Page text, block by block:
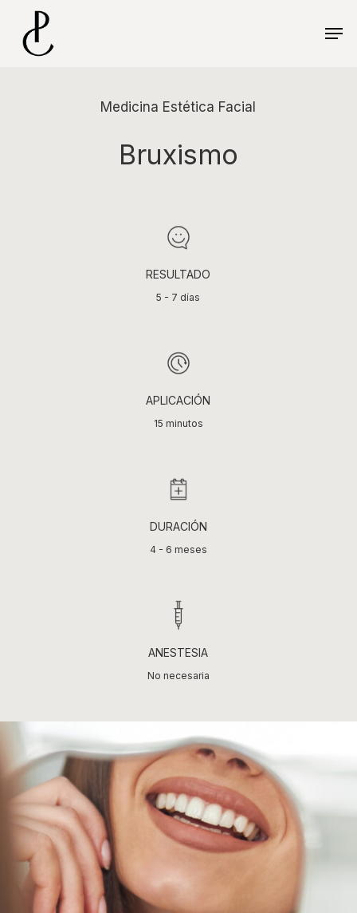
main
content
Medicina Estética Facial
Bruxismo
RESULTADO
5 - 7 días
APLICACIÓN
15 minutos
DURACIÓN
4 - 6 meses
ANESTESIA
No necesaria